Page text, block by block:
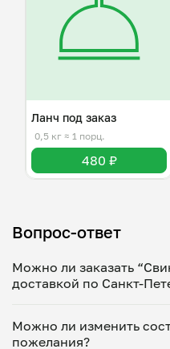
Ланч под заказ
0,5 кг ≈ 1 порц.
480 ₽
Вопрос-ответ
Можно ли заказать
доставкой по Санкт-
Укажите удобное время
домашнее блюдо в
Можно ли изменить
пожелания?